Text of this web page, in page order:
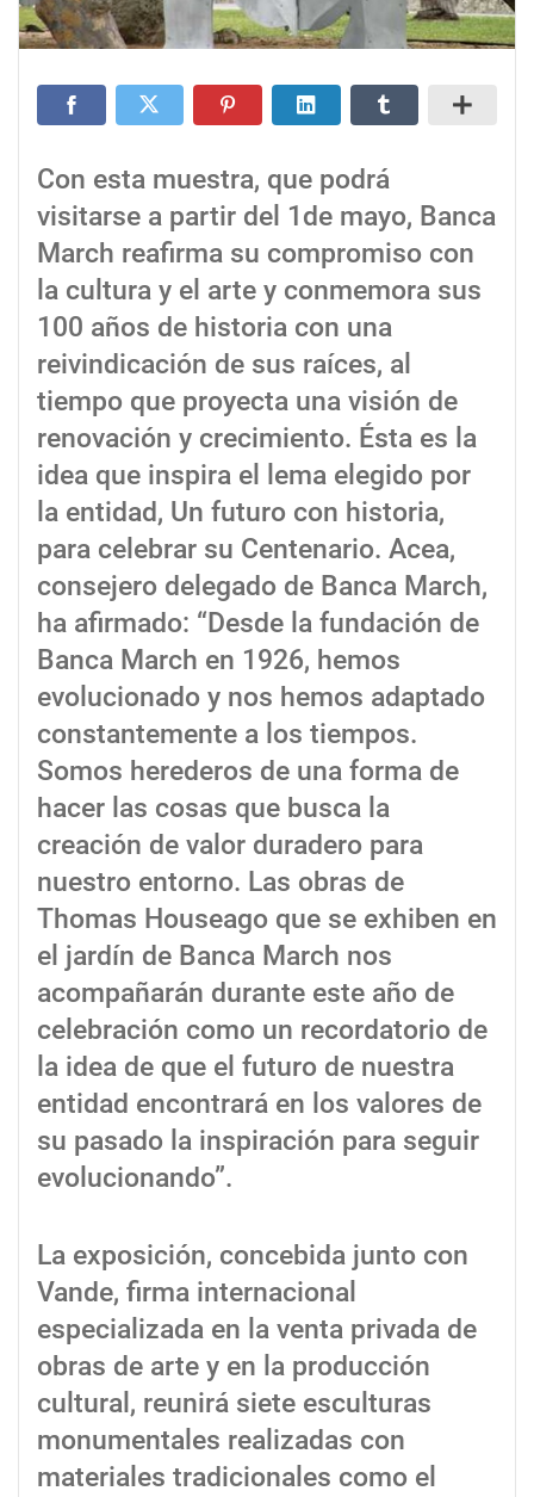
Con esta muestra, que podrá
visitarse a partir del 1de mayo, Banca
March reafirma su compromiso con
la cultura y el arte y conmemora sus
100 años de historia con una
reivindicación de sus raíces, al
tiempo que proyecta una visión de
renovación y crecimiento. Ésta es la
idea que inspira el lema elegido por
la entidad, Un futuro con historia,
para celebrar su Centenario. Acea,
consejero delegado de Banca March,
ha afirmado: “Desde la fundación de
Banca March en 1926, hemos
evolucionado y nos hemos adaptado
constantemente a los tiempos.
Somos herederos de una forma de
hacer las cosas que busca la
creación de valor duradero para
nuestro entorno. Las obras de
Thomas Houseago que se exhiben en
el jardín de Banca March nos
acompañarán durante este año de
celebración como un recordatorio de
la idea de que el futuro de nuestra
entidad encontrará en los valores de
su pasado la inspiración para seguir
evolucionando”.
La exposición, concebida junto con
Vande, firma internacional
especializada en la venta privada de
obras de arte y en la producción
cultural, reunirá siete esculturas
monumentales realizadas con
materiales tradicionales como el